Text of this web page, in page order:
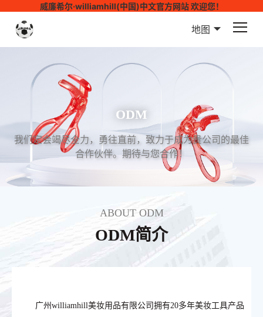
威廉希尔·williamhill(中国)中文官方网站 欢迎您！
地图
ODM
我们定会竭尽全力，勇往直前，致力于成为贵公司的最佳
合作伙伴。期待与您合作！
ABOUT ODM
ODM简介
广州williamhill美妆用品有限公司拥有20多年美妆工具产品